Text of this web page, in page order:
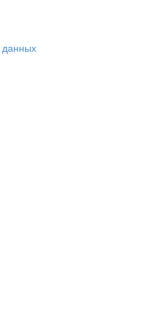
данных